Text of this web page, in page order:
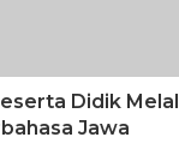
Didik
Jawa